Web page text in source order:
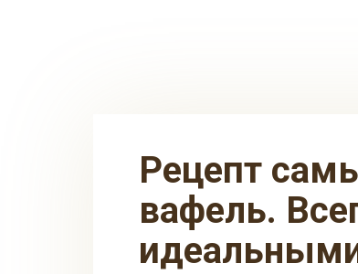
Рецепт самых ХРУСТЯЩИХ
вафель.